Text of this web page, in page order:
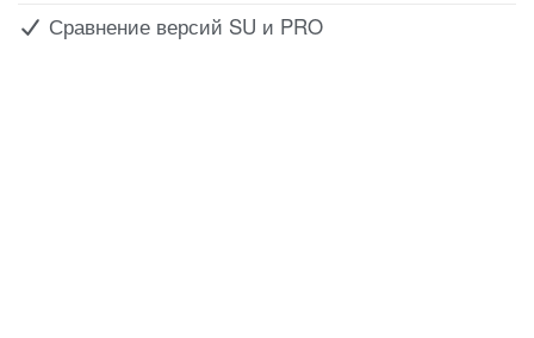
Сравнение версий SU и PRO